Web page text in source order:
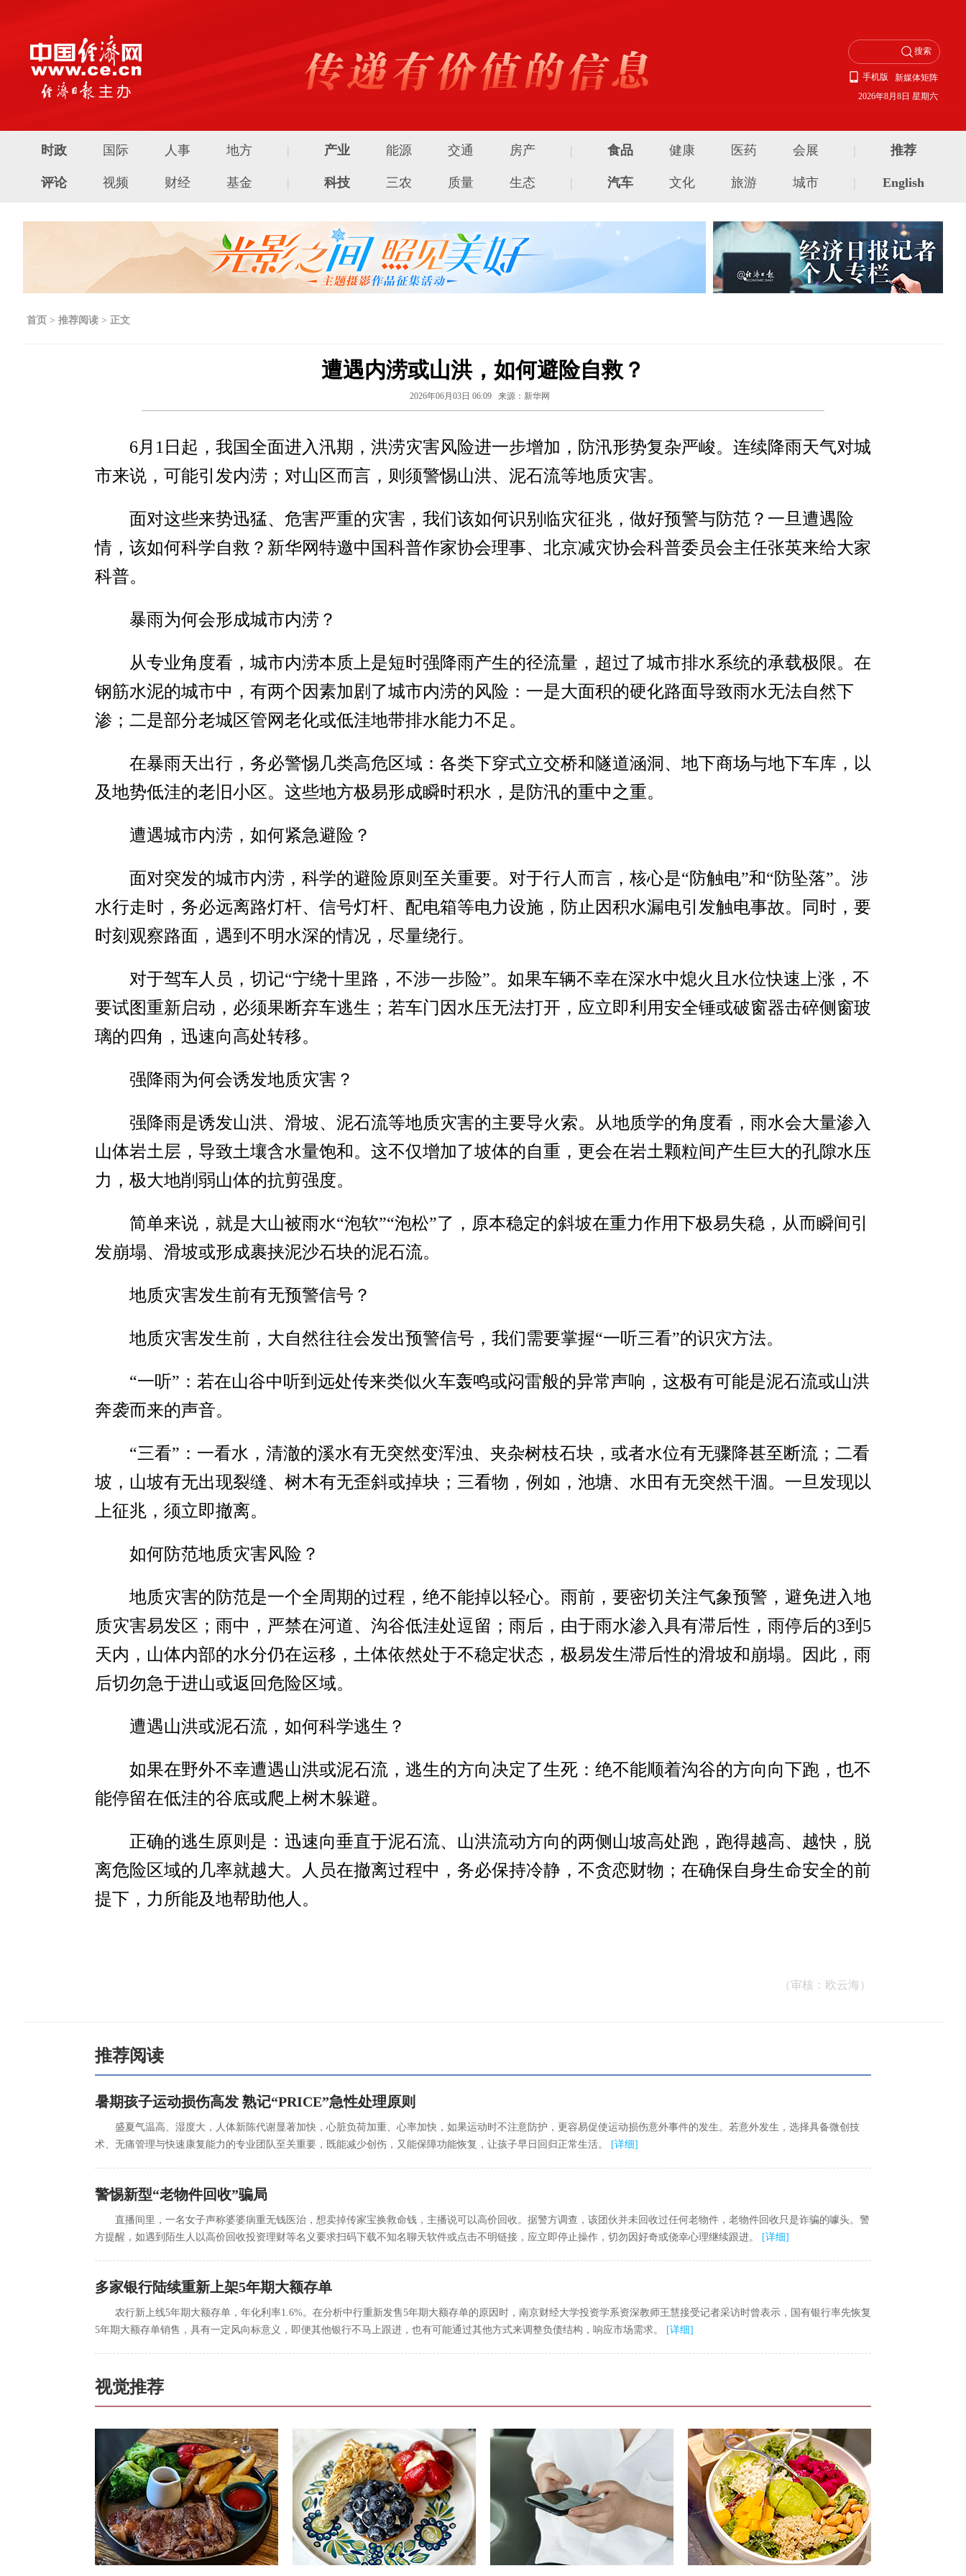
新媒体矩阵
手机版
2026年8月8日 星期六
时政 国际 人事 地方 | 产业 能源 交通 房产 | 食品 健康 医药 会展 | 推荐
评论 视频 财经 基金 | 科技 三农 质量 生态 | 汽车 文化 旅游 城市 | English
首页 > 推荐阅读 > 正文
遭遇内涝或山洪，如何避险自救？
2026年06月03日 06:09 来源：新华网
6月1日起，我国全面进入汛期，洪涝灾害风险进一步增加，防汛形势复杂严峻。连续降雨天气对城
市来说，可能引发内涝；对山区而言，则须警惕山洪、泥石流等地质灾害。
面对这些来势迅猛、危害严重的灾害，我们该如何识别临灾征兆，做好预警与防范？一旦遭遇险
情，该如何科学自救？新华网特邀中国科普作家协会理事、北京减灾协会科普委员会主任张英来给大家
科普。
暴雨为何会形成城市内涝？
从专业角度看，城市内涝本质上是短时强降雨产生的径流量，超过了城市排水系统的承载极限。在
钢筋水泥的城市中，有两个因素加剧了城市内涝的风险：一是大面积的硬化路面导致雨水无法自然下
渗；二是部分老城区管网老化或低洼地带排水能力不足。
在暴雨天出行，务必警惕几类高危区域：各类下穿式立交桥和隧道涵洞、地下商场与地下车库，以
及地势低洼的老旧小区。这些地方极易形成瞬时积水，是防汛的重中之重。
遭遇城市内涝，如何紧急避险？
面对突发的城市内涝，科学的避险原则至关重要。对于行人而言，核心是“防触电”和“防坠落”。涉
水行走时，务必远离路灯杆、信号灯杆、配电箱等电力设施，防止因积水漏电引发触电事故。同时，要
时刻观察路面，遇到不明水深的情况，尽量绕行。
对于驾车人员，切记“宁绕十里路，不涉一步险”。如果车辆不幸在深水中熄火且水位快速上涨，不
要试图重新启动，必须果断弃车逃生；若车门因水压无法打开，应立即利用安全锤或破窗器击碎侧窗玻
璃的四角，迅速向高处转移。
强降雨为何会诱发地质灾害？
强降雨是诱发山洪、滑坡、泥石流等地质灾害的主要导火索。从地质学的角度看，雨水会大量渗入
山体岩土层，导致土壤含水量饱和。这不仅增加了坡体的自重，更会在岩土颗粒间产生巨大的孔隙水压
力，极大地削弱山体的抗剪强度。
简单来说，就是大山被雨水“泡软”“泡松”了，原本稳定的斜坡在重力作用下极易失稳，从而瞬间引
发崩塌、滑坡或形成裹挟泥沙石块的泥石流。
地质灾害发生前有无预警信号？
地质灾害发生前，大自然往往会发出预警信号，我们需要掌握“一听三看”的识灾方法。
“一听”：若在山谷中听到远处传来类似火车轰鸣或闷雷般的异常声响，这极有可能是泥石流或山洪
奔袭而来的声音。
“三看”：一看水，清澈的溪水有无突然变浑浊、夹杂树枝石块，或者水位有无骤降甚至断流；二看
坡，山坡有无出现裂缝、树木有无歪斜或掉块；三看物，例如，池塘、水田有无突然干涸。一旦发现以
上征兆，须立即撤离。
如何防范地质灾害风险？
地质灾害的防范是一个全周期的过程，绝不能掉以轻心。雨前，要密切关注气象预警，避免进入地
质灾害易发区；雨中，严禁在河道、沟谷低洼处逗留；雨后，由于雨水渗入具有滞后性，雨停后的3到5
天内，山体内部的水分仍在运移，土体依然处于不稳定状态，极易发生滞后性的滑坡和崩塌。因此，雨
后切勿急于进山或返回危险区域。
遭遇山洪或泥石流，如何科学逃生？
如果在野外不幸遭遇山洪或泥石流，逃生的方向决定了生死：绝不能顺着沟谷的方向向下跑，也不
能停留在低洼的谷底或爬上树木躲避。
正确的逃生原则是：迅速向垂直于泥石流、山洪流动方向的两侧山坡高处跑，跑得越高、越快，脱
离危险区域的几率就越大。人员在撤离过程中，务必保持冷静，不贪恋财物；在确保自身生命安全的前
提下，力所能及地帮助他人。
（审核：欧云海）
推荐阅读
暑期孩子运动损伤高发 熟记“PRICE”急性处理原则
盛夏气温高、湿度大，人体新陈代谢显著加快，心脏负荷加重、心率加快，如果运动时不注意防护，更容易促使运动损伤意外事件的发生。若意外发生，选择具备微创技
术、无痛管理与快速康复能力的专业团队至关重要，既能减少创伤，又能保障功能恢复，让孩子早日回归正常生活。
[详细]
警惕新型“老物件回收”骗局
直播间里，一名女子声称婆婆病重无钱医治，想卖掉传家宝换救命钱，主播说可以高价回收。据警方调查，该团伙并未回收过任何老物件，老物件回收只是诈骗的噱头。警
方提醒，如遇到陌生人以高价回收投资理财等名义要求扫码下载不知名聊天软件或点击不明链接，应立即停止操作，切勿因好奇或侥幸心理继续跟进。
[详细]
多家银行陆续重新上架5年期大额存单
农行新上线5年期大额存单，年化利率1.6%。在分析中行重新发售5年期大额存单的原因时，南京财经大学投资学系资深教师王慧接受记者采访时曾表示，国有银行率先恢复
5年期大额存单销售，具有一定风向标意义，即便其他银行不马上跟进，也有可能通过其他方式来调整负债结构，响应市场需求。
[详细]
视觉推荐